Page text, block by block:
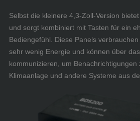
Selbst die kleinere 4,3-Zoll-Version
und sorgt kombiniert mit Tasten für ein
Bediengefühl. Diese Panels
sehr wenig Energie und können über
kommunizieren, um Benachrichtigungen
Klimaanlage und andere Systeme aus